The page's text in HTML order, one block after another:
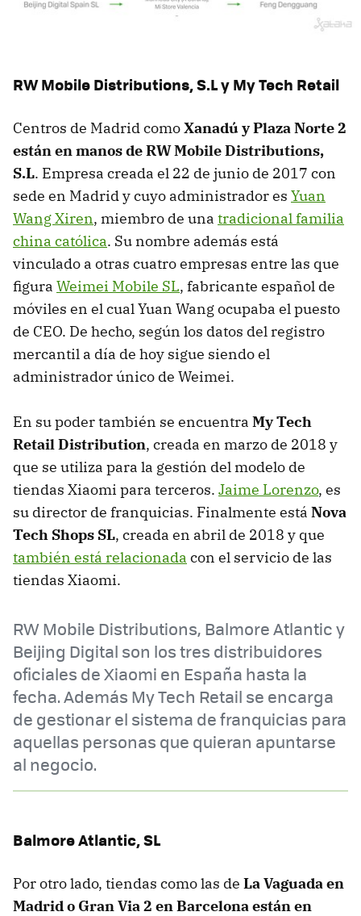
RW Mobile Distributions, S.L y My Tech Retail
Centros de Madrid comoXanadú y Plaza Norte 2
están en manos de RW Mobile Distributions,
S.L. Empresa creada el 22 de junio de 2017 con
sede en Madrid y cuyo administrador es Yuan
Wang Xiren, miembro de una tradicional familia
china católica. Su nombre además está
vinculado a otras cuatro empresas entre las que
figura Weimei Mobile SL, fabricante español de
móviles en el cual Yuan Wang ocupaba el puesto
de CEO. De hecho, según los datos del registro
mercantil a día de hoy sigue siendo el
administrador único de Weimei.
En su poder también se encuentra My Tech
Retail Distribution, creada en marzo de 2018 y
que se utiliza para la gestión del modelo de
tiendas Xiaomi para terceros. Jaime Lorenzo, es
su director de franquicias. Finalmente está Nova
Tech Shops SL, creada en abril de 2018 y que
también está relacionada con el servicio de las
tiendas Xiaomi.
RW Mobile Distributions, Balmore Atlantic y
Beijing Digital son los tres distribuidores
oficiales de Xiaomi en España hasta la
fecha. Además My Tech Retail se encarga
de gestionar el sistema de franquicias para
aquellas personas que quieran apuntarse
al negocio.
Balmore Atlantic, SL
Por otro lado, tiendas como las de La Vaguada en
Madrid o Gran Via 2 en Barcelona están en